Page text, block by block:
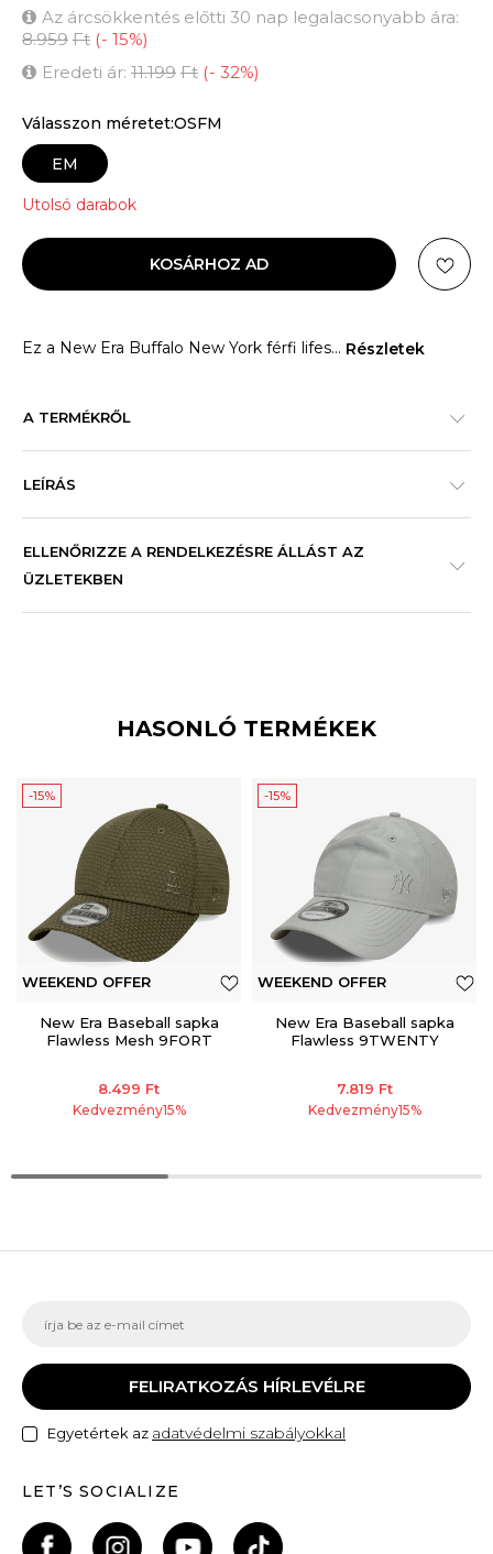
Az árcsökkentés előtti 30 nap legalacsonyabb ára:
8.959 Ft (- 15%)
Eredeti ár: 11.199 Ft (- 32%)
Válasszon méretet:OSFM
EM
Utolsó darabok
KOSÁRHOZ AD
Ez a New Era Buffalo New York férfi lifes... Részletek
A TERMÉKRŐL
LEÍRÁS
ELLENŐRIZZE A RENDELKEZÉSRE ÁLLÁST AZ
ÜZLETEKBEN
HASONLÓ TERMÉKEK
-15%
WEEKEND OFFER
New Era Baseball sapka
Flawless Mesh 9FORT
8.499 Ft
Kedvezmény15%
-15%
WEEKEND OFFER
New Era Baseball sapka
Flawless 9TWENTY
7.819 Ft
Kedvezmény15%
FELIRATKOZÁS HÍRLEVÉLRE
Egyetértek az adatvédelmi szabályokkal
LET’S SOCIALIZE